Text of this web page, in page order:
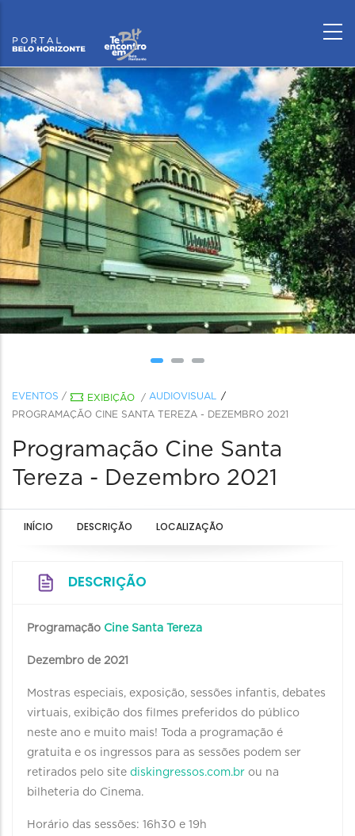
EVENTOS / EXIBIÇÃO / AUDIOVISUAL
PROGRAMAÇÃO CINE SANTA TEREZA - DEZEMBRO 2021
Programação Cine Santa
Tereza - Dezembro 2021
INÍCIO DESCRIÇÃO LOCALIZAÇÃO
DESCRIÇÃO
Programação Cine Santa Tereza
Dezembro de 2021
Mostras especiais, exposição, sessões infantis, debates
virtuais, exibição dos filmes preferidos do público
neste ano e muito mais! Toda a programação é
gratuita e os ingressos para as sessões podem ser
retirados pelo site diskingressos.com.br ou na
bilheteria do Cinema.
Horário das sessões: 16h30 e 19h